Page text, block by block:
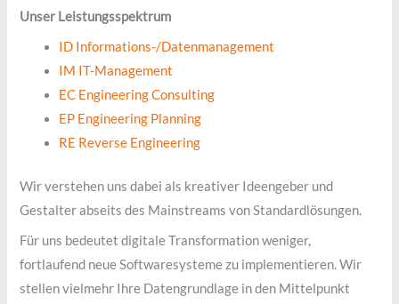
Unser Leistungsspektrum
ID Informations-/Datenmanagement
IM IT-Management
EC Engineering Consulting
EP Engineering Planning
RE Reverse Engineering
Wir verstehen uns dabei als kreativer Ideengeber und
Gestalter abseits des Mainstreams von Standardlösungen.
Für uns bedeutet digitale Transformation weniger,
fortlaufend neue Softwaresysteme zu implementieren. Wir
stellen vielmehr Ihre Datengrundlage in den Mittelpunkt